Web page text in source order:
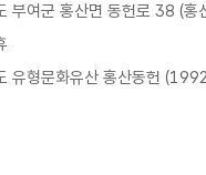
부여군 홍산면 동헌로 38 (홍
유형문화유산 홍산동헌